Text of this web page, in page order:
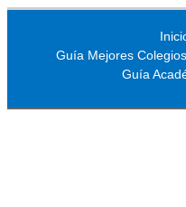
Guía Mejores
Guía